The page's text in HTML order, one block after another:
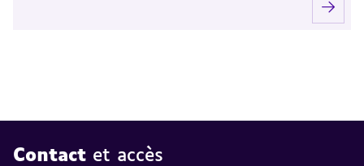
Contact et accès